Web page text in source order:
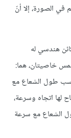
الصورة، إلا أنّ
هندسي له
خاصيتان، هما:
طول الشعاع مع
لها اتجاه وسرعة،
الشعاع مع سرعة